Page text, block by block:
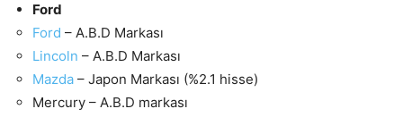
Ford
Ford – A.B.D Markası
Lincoln – A.B.D Markası
Mazda – Japon Markası (%2.1 hisse)
Mercury – A.B.D markası